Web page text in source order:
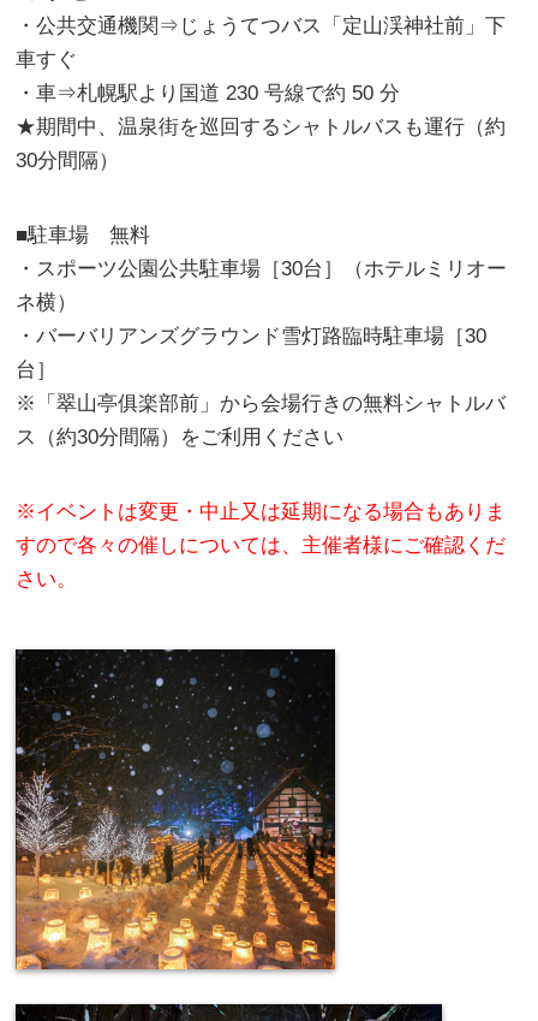
・公共交通機関⇒じょうてつバス「定山渓神社前」下
車すぐ
・車⇒札幌駅より国道 230 号線で約 50 分
★期間中、温泉街を巡回するシャトルバスも運行（約
30分間隔）
■駐車場 無料
・スポーツ公園公共駐車場［30台］（ホテルミリオー
ネ横）
・バーバリアンズグラウンド雪灯路臨時駐車場［30
台］
※「翠山亭俱楽部前」から会場行きの無料シャトルバ
ス（約30分間隔）をご利用ください
※イベントは変更・中止又は延期になる場合もありま
すので各々の催しについては、主催者様にご確認くだ
さい。